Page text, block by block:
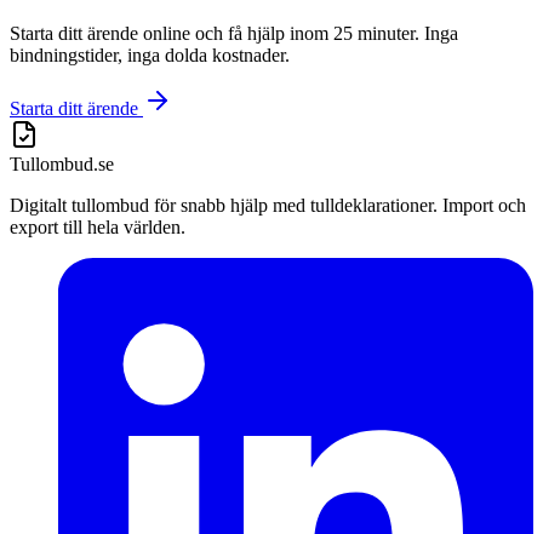
Starta ditt ärende online och få hjälp inom 25 minuter. Inga
bindningstider, inga dolda kostnader.
Starta ditt ärende
Tullombud.se
Digitalt tullombud för snabb hjälp med tulldeklarationer. Import och
export till hela världen.